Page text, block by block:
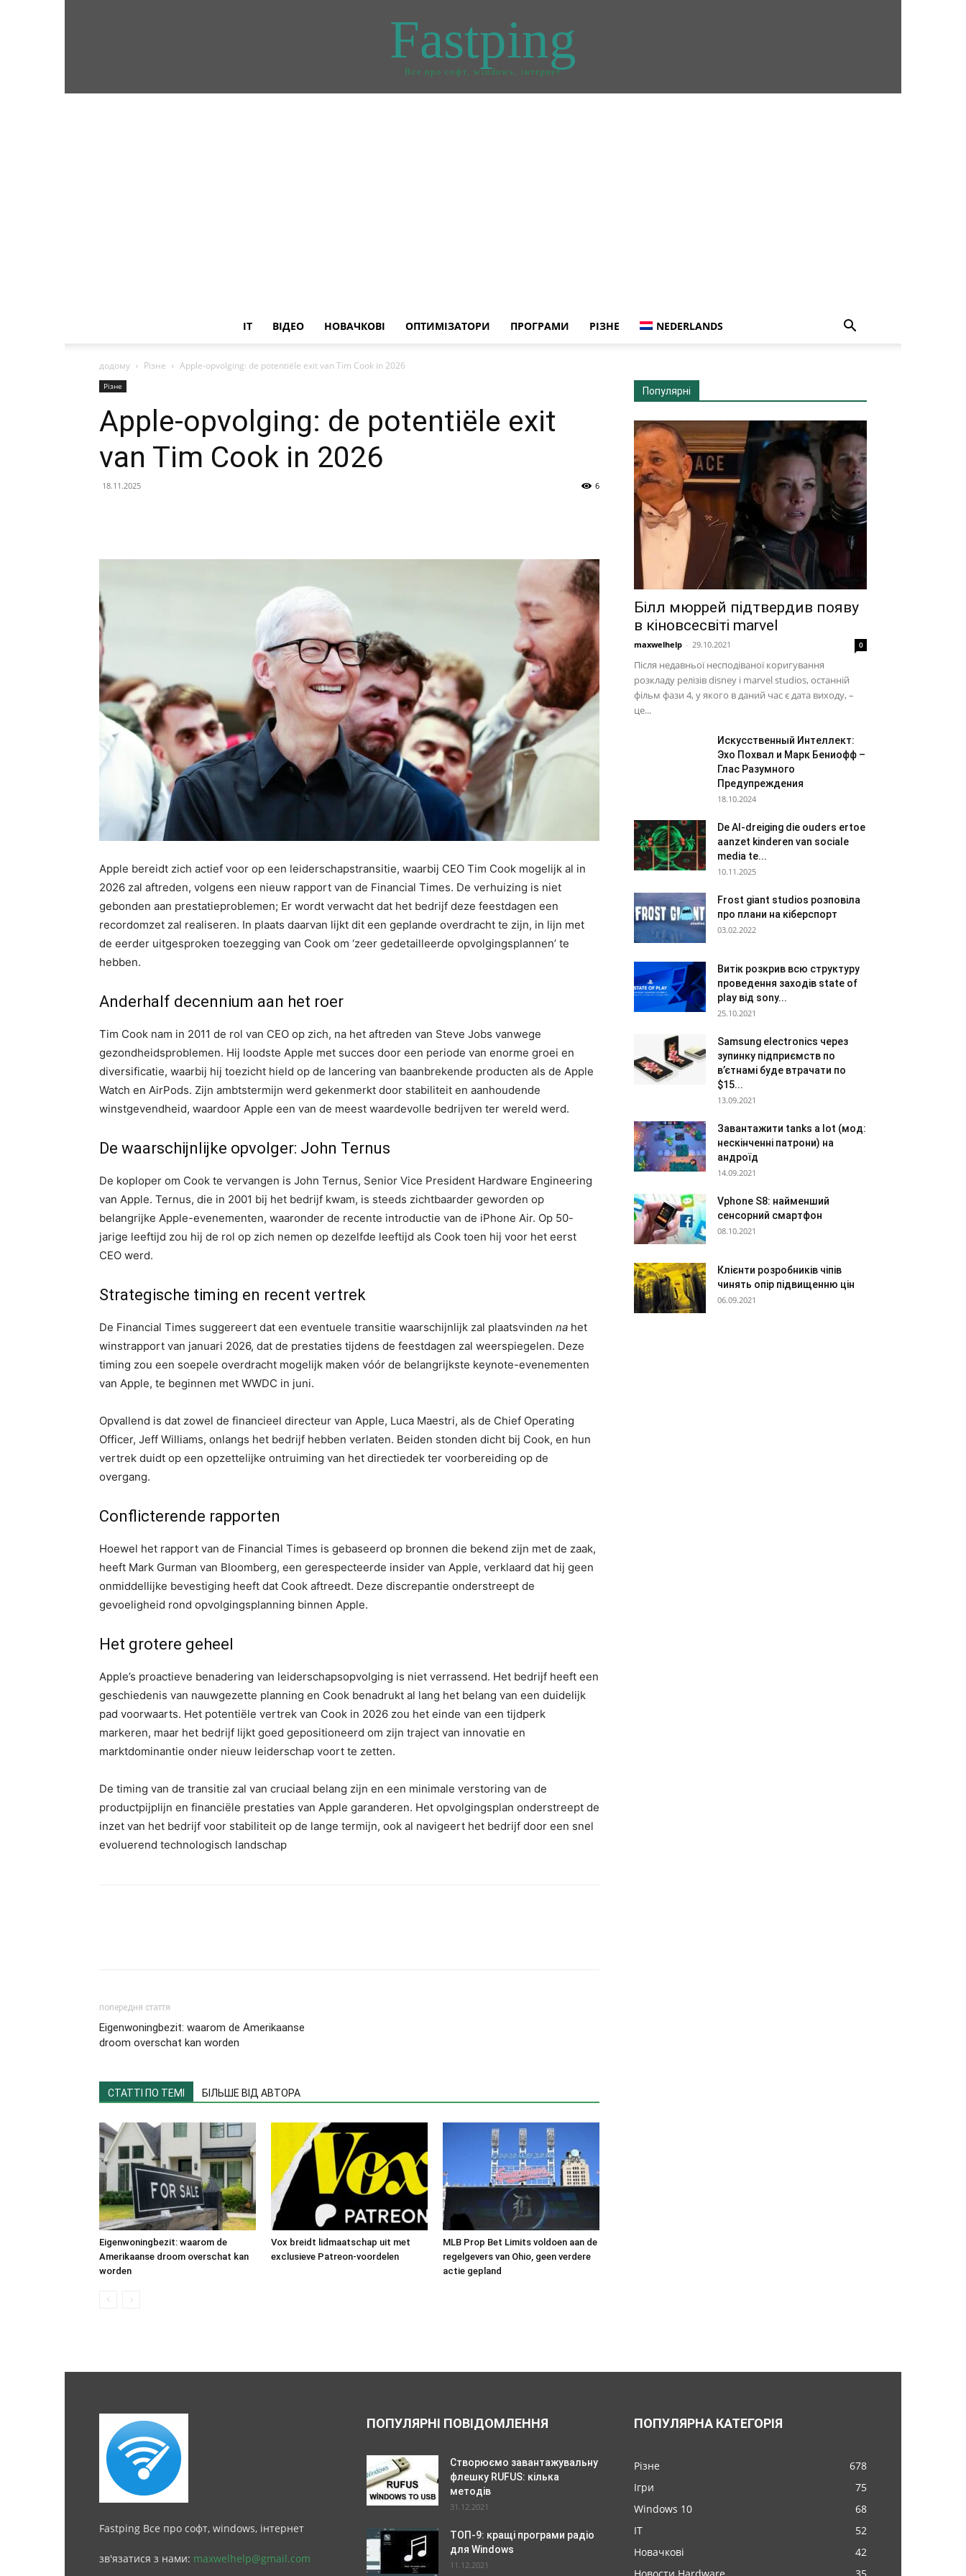
Fastping
Все про софт, windows, інтернет
IT ВІДЕО НОВАЧКОВІ ОПТИМІЗАТОРИ ПРОГРАМИ РІЗНЕ NEDERLANDS
додому Різне Apple-opvolging: de potentiële exit van Tim Cook in 2026
Різне
Apple-opvolging: de potentiële exit
van Tim Cook in 2026
18.11.2025 6
Apple bereidt zich actief voor op een leiderschapstransitie, waarbij CEO Tim Cook mogelijk al in
2026 zal aftreden, volgens een nieuw rapport van de Financial Times. De verhuizing is niet
gebonden aan prestatieproblemen; Er wordt verwacht dat het bedrijf deze feestdagen een
recordomzet zal realiseren. In plaats daarvan lijkt dit een geplande overdracht te zijn, in lijn met
de eerder uitgesproken toezegging van Cook om ‘zeer gedetailleerde opvolgingsplannen’ te
hebben.
Anderhalf decennium aan het roer
Tim Cook nam in 2011 de rol van CEO op zich, na het aftreden van Steve Jobs vanwege
gezondheidsproblemen. Hij loodste Apple met succes door een periode van enorme groei en
diversificatie, waarbij hij toezicht hield op de lancering van baanbrekende producten als de Apple
Watch en AirPods. Zijn ambtstermijn werd gekenmerkt door stabiliteit en aanhoudende
winstgevendheid, waardoor Apple een van de meest waardevolle bedrijven ter wereld werd.
De waarschijnlijke opvolger: John Ternus
De koploper om Cook te vervangen is John Ternus, Senior Vice President Hardware Engineering
van Apple. Ternus, die in 2001 bij het bedrijf kwam, is steeds zichtbaarder geworden op
belangrijke Apple-evenementen, waaronder de recente introductie van de iPhone Air. Op 50-
jarige leeftijd zou hij de rol op zich nemen op dezelfde leeftijd als Cook toen hij voor het eerst
CEO werd.
Strategische timing en recent vertrek
De Financial Times suggereert dat een eventuele transitie waarschijnlijk zal plaatsvinden na het
winstrapport van januari 2026, dat de prestaties tijdens de feestdagen zal weerspiegelen. Deze
timing zou een soepele overdracht mogelijk maken vóór de belangrijkste keynote-evenementen
van Apple, te beginnen met WWDC in juni.
Opvallend is dat zowel de financieel directeur van Apple, Luca Maestri, als de Chief Operating
Officer, Jeff Williams, onlangs het bedrijf hebben verlaten. Beiden stonden dicht bij Cook, en hun
vertrek duidt op een opzettelijke ontruiming van het directiedek ter voorbereiding op de
overgang.
Conflicterende rapporten
Hoewel het rapport van de Financial Times is gebaseerd op bronnen die bekend zijn met de zaak,
heeft Mark Gurman van Bloomberg, een gerespecteerde insider van Apple, verklaard dat hij geen
onmiddellijke bevestiging heeft dat Cook aftreedt. Deze discrepantie onderstreept de
gevoeligheid rond opvolgingsplanning binnen Apple.
Het grotere geheel
Apple’s proactieve benadering van leiderschapsopvolging is niet verrassend. Het bedrijf heeft een
geschiedenis van nauwgezette planning en Cook benadrukt al lang het belang van een duidelijk
pad voorwaarts. Het potentiële vertrek van Cook in 2026 zou het einde van een tijdperk
markeren, maar het bedrijf lijkt goed gepositioneerd om zijn traject van innovatie en
marktdominantie onder nieuw leiderschap voort te zetten.
De timing van de transitie zal van cruciaal belang zijn en een minimale verstoring van de
productpijplijn en financiële prestaties van Apple garanderen. Het opvolgingsplan onderstreept de
inzet van het bedrijf voor stabiliteit op de lange termijn, ook al navigeert het bedrijf door een snel
evoluerend technologisch landschap
попередня стаття
Eigenwoningbezit: waarom de Amerikaanse
droom overschat kan worden
СТАТТІ ПО ТЕМІ БІЛЬШЕ ВІД АВТОРА
Eigenwoningbezit: waarom de
Amerikaanse droom overschat kan
worden
Vox breidt lidmaatschap uit met
exclusieve Patreon-voordelen
MLB Prop Bet Limits voldoen aan de
regelgevers van Ohio, geen verdere
actie gepland
Популярні
Білл мюррей підтвердив появу
в кіновсесвіті marvel
maxwelhelp - 29.10.2021 0
Після недавньої несподіваної коригування
розкладу релізів disney і marvel studios, останній
фільм фази 4, у якого в даний час є дата виходу, –
це...
Искусственный Интеллект:
Эхо Похвал и Марк Бениофф –
Глас Разумного
Предупреждения
18.10.2024
De AI-dreiging die ouders ertoe
aanzet kinderen van sociale
media te...
10.11.2025
Frost giant studios розповіла
про плани на кіберспорт
03.02.2022
Витік розкрив всю структуру
проведення заходів state of
play від sony...
25.10.2021
Samsung electronics через
зупинку підприємств по
в’єтнамі буде втрачати по
$15...
13.09.2021
Завантажити tanks a lot (мод:
нескінченні патрони) на
андроїд
14.09.2021
Vphone S8: найменший
сенсорний смартфон
08.10.2021
Клієнти розробників чіпів
чинять опір підвищенню цін
06.09.2021
Fastping Все про софт, windows, інтернет
зв'язатися з нами: maxwelhelp@gmail.com
ПОПУЛЯРНІ ПОВІДОМЛЕННЯ
Створюємо завантажувальну
флешку RUFUS: кілька
методів
31.12.2021
ТОП-9: кращі програми радіо
для Windows
11.12.2021
ПОПУЛЯРНА КАТЕГОРІЯ
Різне
678
Ігри
75
Windows 10
68
IT
52
Новачкові
42